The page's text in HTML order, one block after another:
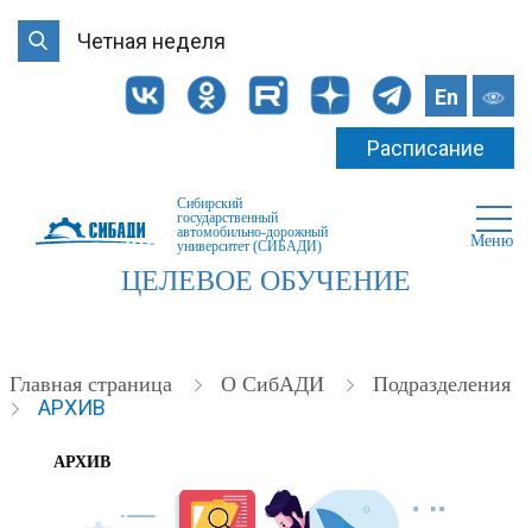
Четная неделя
En
Расписание
Сибирский
государственный
автомобильно-дорожный
университет (СИБАДИ)
Меню
ЦЕЛЕВОЕ ОБУЧЕНИЕ
Главная страница О СибАДИ Подразделения
АРХИВ
АРХИВ